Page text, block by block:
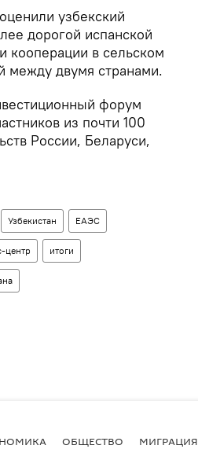
узбекский
дорогой испанской
кооперации в сельском
между двумя странами.
форум
из почти 100
России, Беларуси,
Узбекистан ЕАЭС
центр итоги
ОБЩЕСТВО МИГРАЦИЯ